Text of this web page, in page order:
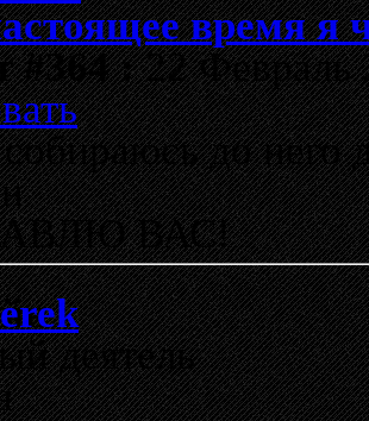
время я
#364 :22 Февраль
до него
ВАС!
деятель